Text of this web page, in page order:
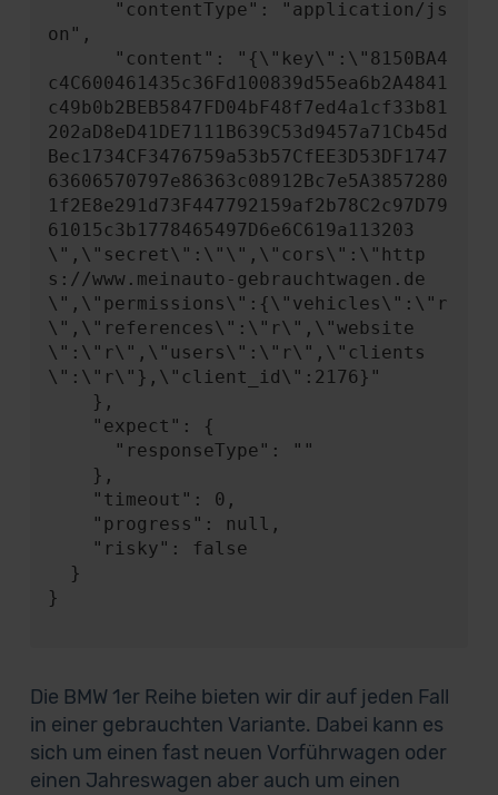
on",
c4C600461435c36Fd100839d55ea6b2A4841
c49b0b2BEB5847FD04bF48f7ed4a1cf33b81
202aD8eD41DE7111B639C53d9457a71Cb45d
Bec1734CF3476759a53b57CfEE3D53DF1747
63606570797e86363c08912Bc7e5A3857280
1f2E8e291d73F447792159af2b78C2c97D79
61015c3b1778465497D6e6C619a113203
\",\"secret\":\"\",\"cors\":\"http
s://www.meinauto-gebrauchtwagen.de
\",\"permissions\":{\"vehicles\":\"r
\",\"references\":\"r\",\"website
\":\"r\",\"users\":\"r\",\"clients
\":\"r\"},\"client_id\":2176}"
}
Die BMW 1er Reihe bieten wir dir auf jeden Fall
in einer gebrauchten Variante. Dabei kann es
sich um einen fast neuen Vorführwagen oder
einen Jahreswagen aber auch um einen